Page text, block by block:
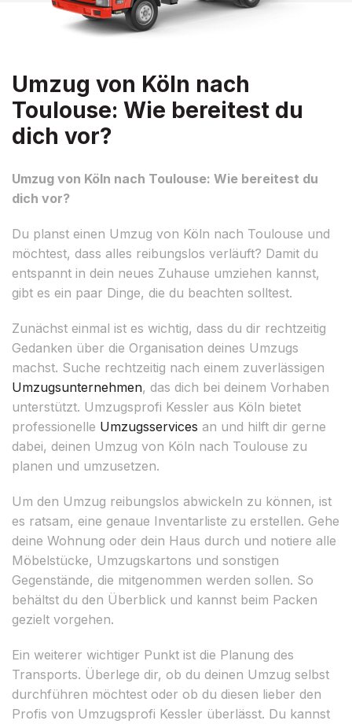
Umzug von Köln nach
Toulouse: Wie bereitest du
dich vor?
Umzug von Köln nach Toulouse: Wie bereitest du
dich vor?
Du planst einen Umzug von Köln nach Toulouse und
möchtest, dass alles reibungslos verläuft? Damit du
entspannt in dein neues Zuhause umziehen kannst,
gibt es ein paar Dinge, die du beachten solltest.
Zunächst einmal ist es wichtig, dass du dir rechtzeitig
Gedanken über die Organisation deines Umzugs
machst. Suche rechtzeitig nach einem zuverlässigen
Umzugsunternehmen, das dich bei deinem Vorhaben
unterstützt. Umzugsprofi Kessler aus Köln bietet
professionelle Umzugsservices an und hilft dir gerne
dabei, deinen Umzug von Köln nach Toulouse zu
planen und umzusetzen.
Um den Umzug reibungslos abwickeln zu können, ist
es ratsam, eine genaue Inventarliste zu erstellen. Gehe
deine Wohnung oder dein Haus durch und notiere alle
Möbelstücke, Umzugskartons und sonstigen
Gegenstände, die mitgenommen werden sollen. So
behältst du den Überblick und kannst beim Packen
gezielt vorgehen.
Ein weiterer wichtiger Punkt ist die Planung des
Transports. Überlege dir, ob du deinen Umzug selbst
durchführen möchtest oder ob du diesen lieber den
Profis von Umzugsprofi Kessler überlässt. Du kannst